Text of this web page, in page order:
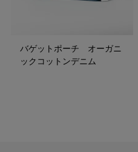
バゲットポーチ オーガニ
ックコットンデニム